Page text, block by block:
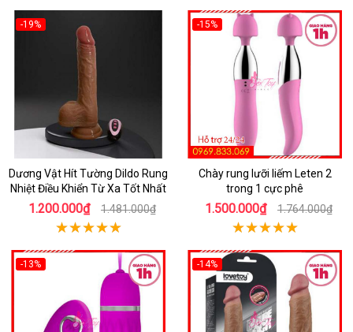
-19%
Dương Vật Hít Tường Dildo Rung
Nhiệt Điều Khiển Từ Xa Tốt Nhất
1.200.000₫ 1.481.000₫
-15%
Chày rung lưỡi liếm Leten 2
trong 1 cực phê
1.500.000₫ 1.764.000₫
-13% -14%